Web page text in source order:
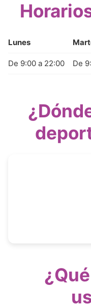
Lunes
De 9:00 a 22:00 De